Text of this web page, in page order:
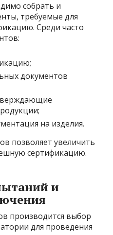
собрать и
требуемые для
Среди часто
документов
на изделия.
позволяет увеличить
сертификацию.
и
производится выбор
для проведения